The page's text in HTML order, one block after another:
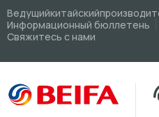
Информационный бюллетень
Свяжитесь с нами